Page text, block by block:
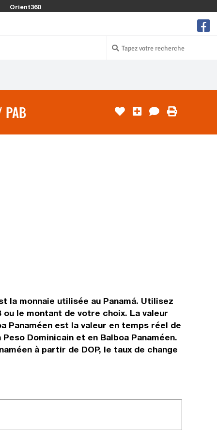
Orient360
PAB
la monnaie utilisée au Panamá. Utilisez
ou le montant de votre choix. La valeur
Panaméen est la valeur en temps réel de
Dominicain et en Balboa Panaméen.
à partir de DOP, le taux de change